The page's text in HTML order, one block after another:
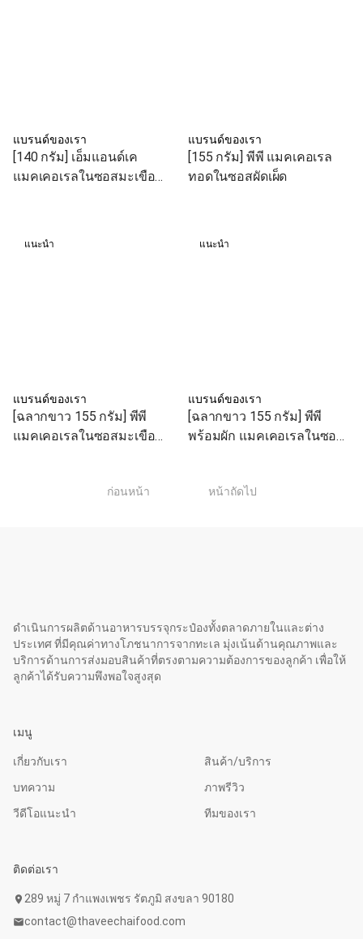
แบรนด์ของเรา
[140 กรัม] เอ็มแอนด์เค
แมคเคอเรลในซอสมะเขือ
แบรนด์ของเรา
[155 กรัม] พีพี แมคเคอเรล
ทอดในซอสผัดเผ็ด
แนะนำ
แบรนด์ของเรา
[ฉลากขาว 155 กรัม] พีพี
แมคเคอเรลในซอสมะเขือ
แนะนำ
แบรนด์ของเรา
[ฉลากขาว 155 กรัม] พีพี
พร้อมผัก แมคเคอเรลในซอส
ก่อนหน้า หน้าถัดไป
ดำเนินการผลิตด้านอาหารบรรจุกระป๋องทั้งตลาดภายในและต่าง
ประเทศ ที่มีคุณค่าทางโภชนาการจากทะเล มุ่งเน้นด้านคุณภาพและ
บริการด้านการส่งมอบสินค้าที่ตรงตามความต้องการของลูกค้า เพื่อให้
ลูกค้าได้รับความพึงพอใจสูงสุด
เมนู
เกี่ยวกับเรา
สินค้า/บริการ
บทความ
ภาพรีวิว
วีดีโอแนะนำ
ทีมของเรา
ติดต่อเรา
location_on 289 หมู่ 7 กำแพงเพชร รัตภูมิ สงขลา 90180
mailcontact@thaveechaifood.com